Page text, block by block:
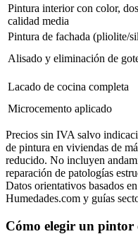
Pintura interior con color,
calidad media
Pintura de fachada (pliolite/
Alisado y eliminación de
Lacado de cocina completa
Microcemento aplicado
Precios sin IVA salvo
de pintura en viviendas de
reducido. No incluyen
reparación de patologías
Datos orientativos basados
Humedades.com y guías
Cómo elegir un pintor